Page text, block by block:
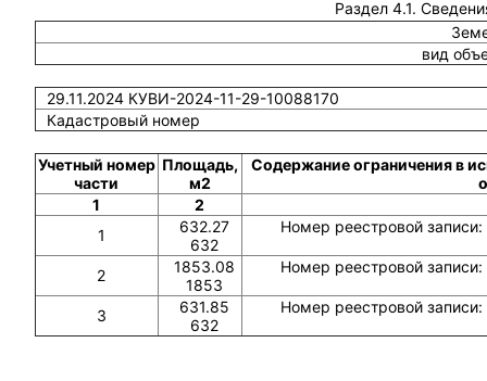
Раздел 4.1.
вид
29.11.2024 КУВИ-2024-11-29-10088170
Кадастровый номер
Учетный номер
части
Площадь,
м2
Содержание ограничения в
1
2
1
632.27
632
Номер реестровой
2
1853.08
1853
Номер реестровой
3
631.85
632
Номер реестровой